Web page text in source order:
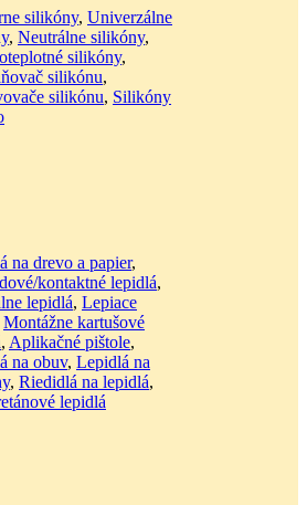
silikóny, Univerzálne
, Neutrálne silikóny,
silikóny,
silikónu,
silikónu, Silikóny
na drevo a papier,
kontaktné lepidlá,
lepidlá, Lepiace
Montážne kartušové
, Aplikačné pištole,
na obuv, Lepidlá na
, Riedidlá na lepidlá,
lepidlá